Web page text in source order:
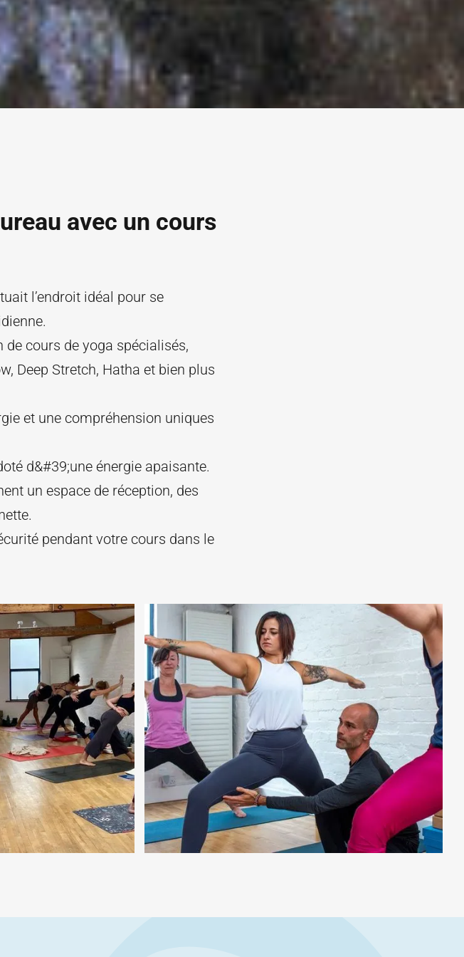
avec un cours
l’endroit idéal pour se
cours de yoga spécialisés,
Deep Stretch, Hatha et bien plus
et une compréhension uniques
d&#39;une énergie apaisante.
un espace de réception, des
pendant votre cours dans le